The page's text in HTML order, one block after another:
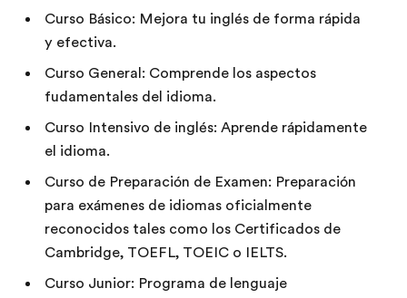
Curso Básico: Mejora tu inglés de forma rápida
y efectiva.
Curso General: Comprende los aspectos
fudamentales del idioma.
Curso Intensivo de inglés: Aprende rápidamente
el idioma.
Curso de Preparación de Examen: Preparación
para exámenes de idiomas oficialmente
reconocidos tales como los Certificados de
Cambridge, TOEFL, TOEIC o IELTS.
Curso Junior: Programa de lenguaje